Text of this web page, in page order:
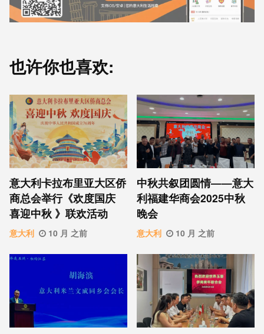
也许你也喜欢:
意⼤利卡拉布⾥亚大区侨
商总会举行《欢度国庆
喜迎中秋 》联欢活动
意大利 10 月 之前
中秋共叙团圆情——意大
利福建华商会2025中秋
晚会
意大利 10 月 之前